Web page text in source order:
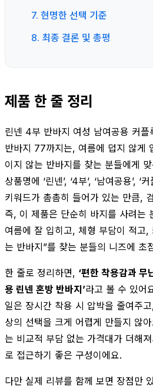
7. 현명한 선택 기준
8. 최종 결론 및 총평
제품 한 줄 정리
린넨 4부 반바지 여성 남여공용 커
반바지 77까지는, 여름에 덥지 않게
이지 않는 반바지를 찾는 분들에게
상품명에 ‘린넨’, ‘4부’, ‘남여공용’, ‘
키워드가 촘촘히 들어가 있는 만큼,
즉, 이 제품은 단순히 바지를 사려는
여름에 잘 입히고, 체형 부담이 적고,
는 반바지”를 찾는 분들의 니즈에 초
한 줄로 정리하면, ‘편한 착용감과 무
용 린넨 혼방 반바지’라고 볼 수 있어
일은 장시간 착용 시 압박을 줄여주
상의 선택을 크게 어렵게 만들지 않
는 비교적 부담 없는 가격대가 더해
로 접근하기 좋은 구성이에요.
다만 실제 리뷰를 함께 보면 장점만